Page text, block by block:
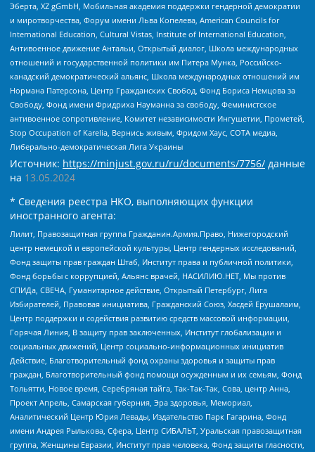
Эберта, XZ gGmbH, Мобильная академия поддержки гендерной демократии
и миротворчества, Форум имени Льва Копелева, American Councils for
International Education, Cultural Vistas, Institute of International Education,
Антивоенное движение Антальи, Открытый диалог, Школа международных
отношений и государственной политики им Питера Мунка, Российско-
канадский демократический альянс, Школа международных отношений им
Нормана Патерсона, Центр Гражданских Свобод, Фонд Бориса Немцова за
Свободу, Фонд имени Фридриха Науманна за свободу, Феминистское
антивоенное сопротивление, Комитет независимости Ингушетии, Прометей,
Stop Occupation of Karelia, Вернись живым, Фридом Хаус, СОТА медиа,
Либерально-демократическая Лига Украины
Источник: https://minjust.gov.ru/ru/documents/7756/ данные
на 13.05.2024
* Сведения реестра НКО, выполняющих функции
иностранного агента:
Лилит, Правозащитная группа Гражданин.Армия.Право, Нижегородский
центр немецкой и европейской культуры, Центр гендерных исследований,
Фонд защиты прав граждан Штаб, Институт права и публичной политики,
Фонд борьбы с коррупцией, Альянс врачей, НАСИЛИЮ.НЕТ, Мы против
СПИДа, СВЕЧА, Гуманитарное действие, Открытый Петербург, Лига
Избирателей, Правовая инициатива, Гражданский Союз, Хасдей Ерушалаим,
Центр поддержки и содействия развитию средств массовой информации,
Горячая Линия, В защиту прав заключенных, Институт глобализации и
социальных движений, Центр социально-информационных инициатив
Действие, Благотворительный фонд охраны здоровья и защиты прав
граждан, Благотворительный фонд помощи осужденным и их семьям, Фонд
Тольятти, Новое время, Серебряная тайга, Так-Так-Так, Сова, центр Анна,
Проект Апрель, Самарская губерния, Эра здоровья, Мемориал,
Аналитический Центр Юрия Левады, Издательство Парк Гагарина, Фонд
имени Андрея Рылькова, Сфера, Центр СИБАЛЬТ, Уральская правозащитная
группа, Женщины Евразии, Институт прав человека, Фонд защиты гласности,